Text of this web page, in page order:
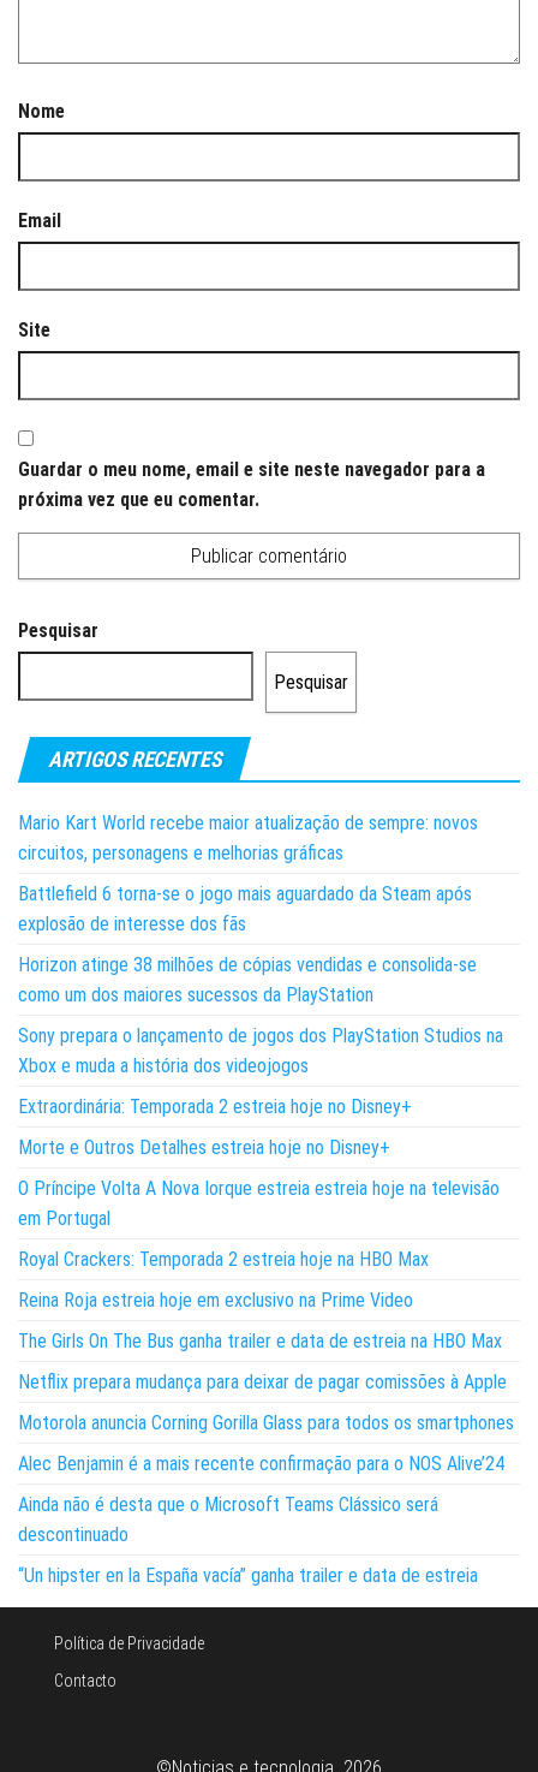
Nome
Email
Site
Guardar o meu nome, email e site neste navegador para a
próxima vez que eu comentar.
Pesquisar
Pesquisar
ARTIGOS RECENTES
Mario Kart World recebe maior atualização de sempre: novos
circuitos, personagens e melhorias gráficas
Battlefield 6 torna-se o jogo mais aguardado da Steam após
explosão de interesse dos fãs
Horizon atinge 38 milhões de cópias vendidas e consolida-se
como um dos maiores sucessos da PlayStation
Sony prepara o lançamento de jogos dos PlayStation Studios na
Xbox e muda a história dos videojogos
Extraordinária: Temporada 2 estreia hoje no Disney+
Morte e Outros Detalhes estreia hoje no Disney+
O Príncipe Volta A Nova Iorque estreia estreia hoje na televisão
em Portugal
Royal Crackers: Temporada 2 estreia hoje na HBO Max
Reina Roja estreia hoje em exclusivo na Prime Video
The Girls On The Bus ganha trailer e data de estreia na HBO Max
Netflix prepara mudança para deixar de pagar comissões à Apple
Motorola anuncia Corning Gorilla Glass para todos os smartphones
Alec Benjamin é a mais recente confirmação para o NOS Alive’24
Ainda não é desta que o Microsoft Teams Clássico será
descontinuado
“Un hipster en la España vacía” ganha trailer e data de estreia
Política de Privacidade
Contacto